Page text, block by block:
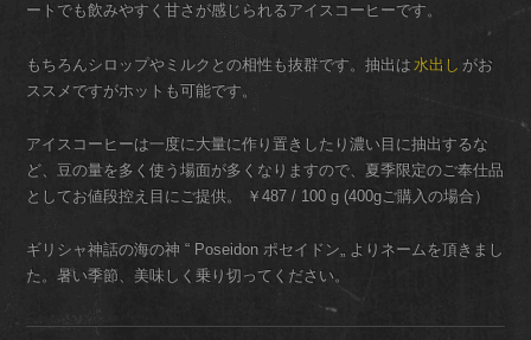
ートでも飲みやすく甘さが感じられるアイスコーヒーです。
もちろんシロップやミルクとの相性も抜群です。抽出は 水出し がお
ススメですがホットも可能です。
アイスコーヒーは一度に大量に作り置きしたり濃い目に抽出するな
ど、豆の量を多く使う場面が多くなりますので、夏季限定のご奉仕品
としてお値段控え目にご提供。 ￥487 / 100 g (400gご購入の場合）
ギリシャ神話の海の神 “ Poseidon ポセイドン„ よりネームを頂きまし
た。暑い季節、美味しく乗り切ってください。